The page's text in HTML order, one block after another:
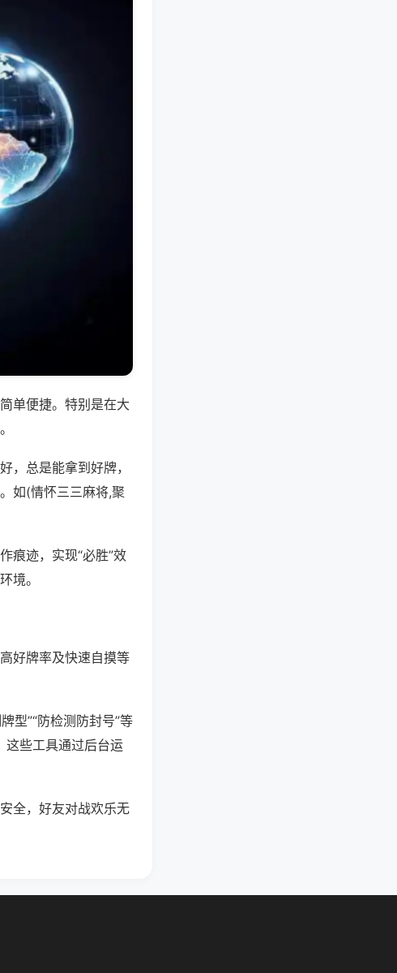
单便捷。特别是在大
，总是能拿到好牌，
如(情怀三三麻将,聚
痕迹，实现“必胜”效
境。
好牌率及快速自摸等
型”“防检测防封号”等
这些工具通过后台运
全，好友对战欢乐无